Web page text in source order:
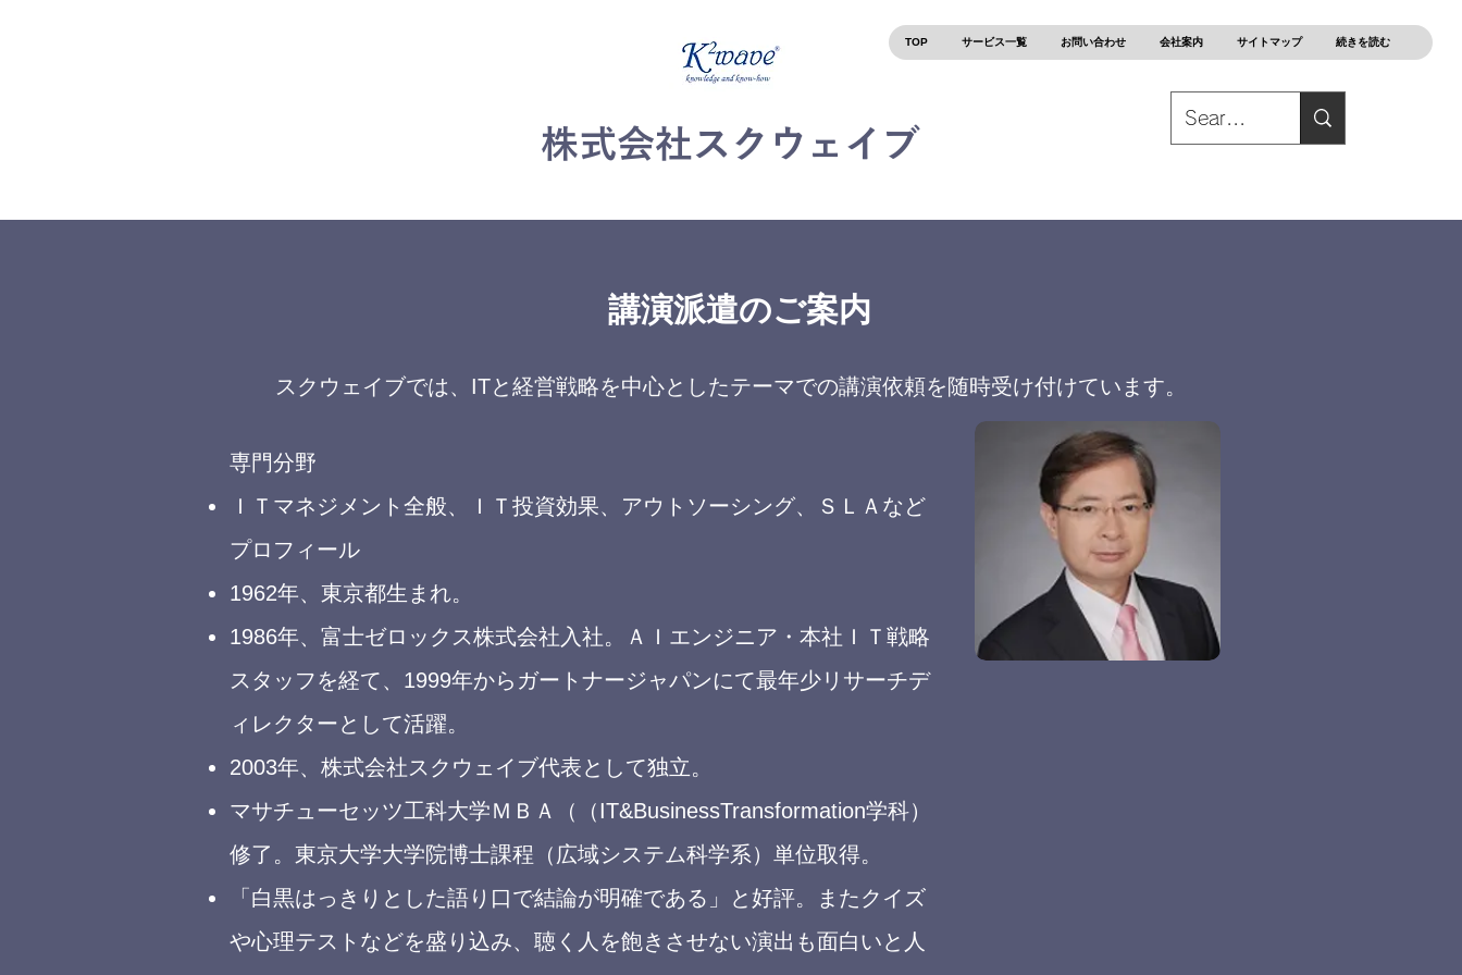
TOP サービス一覧 お問い合わせ 会社案内 サイトマップ 続きを読む
株式会社スクウェイブ
講演派遣のご案内
スクウェイブでは、ITと経営戦略を中心としたテーマでの講演依頼を随時受け付けています。
専門分野
ＩＴマネジメント全般、ＩＴ投資効果、アウトソーシング、ＳＬＡなど
プロフィール
1962年、東京都生まれ。
1986年、富士ゼロックス株式会社入社。ＡＩエンジニア・本社ＩＴ戦略
スタッフを経て、1999年からガートナージャパンにて最年少リサーチデ
ィレクターとして活躍。
2003年、株式会社スクウェイブ代表として独立。
マサチューセッツ工科大学ＭＢＡ（（IT&BusinessTransformation学科）
修了。東京大学大学院博士課程（広域システム科学系）単位取得。
「白黒はっきりとした語り口で結論が明確である」と好評。またクイズ
や心理テストなどを盛り込み、聴く人を飽きさせない演出も面白いと人